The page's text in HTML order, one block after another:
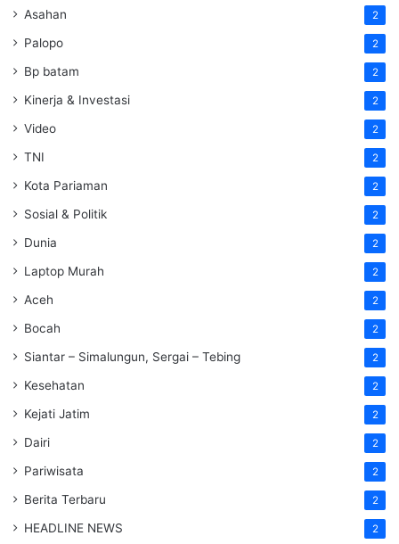
Asahan 2
Palopo 2
Bp batam 2
Kinerja & Investasi 2
Video 2
TNI 2
Kota Pariaman 2
Sosial & Politik 2
Dunia 2
Laptop Murah 2
Aceh 2
Bocah 2
Siantar – Simalungun, Sergai – Tebing 2
Kesehatan 2
Kejati Jatim 2
Dairi 2
Pariwisata 2
Berita Terbaru 2
HEADLINE NEWS 2